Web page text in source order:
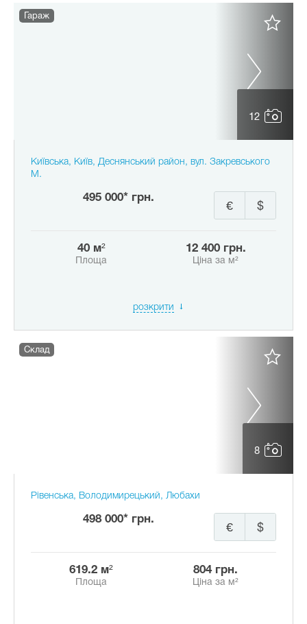
12
Гараж
Київська, Київ, Деснянський район, вул. Закревського
М.
495 000* грн.
$
€
40 м²
Площа
12 400 грн.
Ціна за м²
розкрити
8
Склад
Рівенська, Володимирецький, Любахи
498 000* грн.
$
€
619.2 м²
Площа
804 грн.
Ціна за м²